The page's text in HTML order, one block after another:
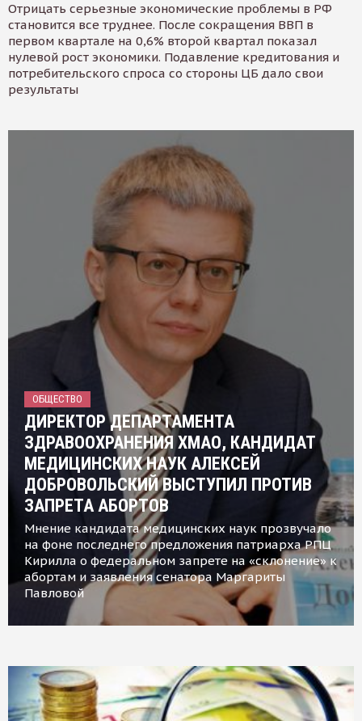
Отрицать серьезные экономические проблемы в РФ
становится все труднее. После сокращения ВВП в
первом квартале на 0,6% второй квартал показал
нулевой рост экономики. Подавление кредитования и
потребительского спроса со стороны ЦБ дало свои
результаты
ОБЩЕСТВО
ДИРЕКТОР ДЕПАРТАМЕНТА
ЗДРАВООХРАНЕНИЯ ХМАО, КАНДИДАТ
МЕДИЦИНСКИХ НАУК АЛЕКСЕЙ
ДОБРОВОЛЬСКИЙ ВЫСТУПИЛ ПРОТИВ
ЗАПРЕТА АБОРТОВ
Мнение кандидата медицинских наук прозвучало
на фоне последнего предложения патриарха РПЦ
Кирилла о федеральном запрете на «склонение» к
абортам и заявления сенатора Маргариты
Павловой